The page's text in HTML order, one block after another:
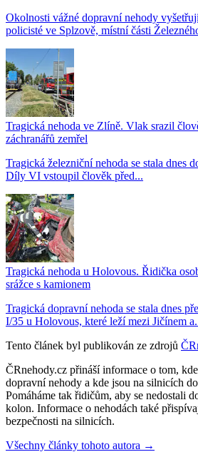
Okolnosti vážné dopravní nehody
policisté ve Splzově, místní části
Tragická nehoda ve Zlíně. Vlak srazil
záchranářů zemřel
Tragická železniční nehoda se stala dnes
Díly VI vstoupil člověk před...
Tragická nehoda u Holovous. Řidička
srážce s kamionem
Tragická dopravní nehoda se stala dnes
I/35 u Holovous, které leží mezi Jičínem
Tento článek byl publikován ze zdrojů
ČRnehody.cz přináší informace o tom,
dopravní nehody a kde jsou na silnicích
Pomáháme tak řidičům, aby se nedostali
kolon. Informace o nehodách také
bezpečnosti na silnicích.
Všechny články tohoto autora →